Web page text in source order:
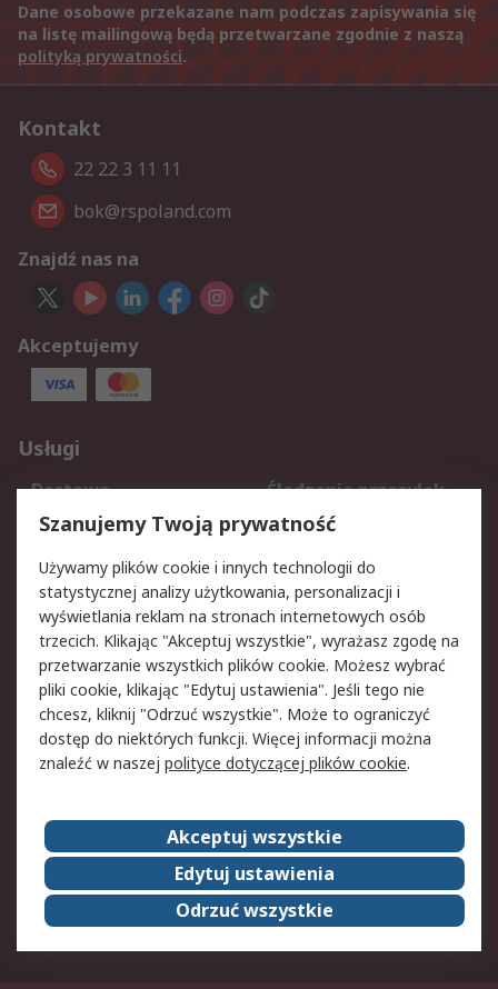
Dane osobowe przekazane nam podczas zapisywania się
na listę mailingową będą przetwarzane zgodnie z naszą
polityką prywatności.
Kontakt
22 22 3 11 11
bok@rspoland.com
Znajdź nas na
Akceptujemy
Usługi
Dostawa
Śledzenie przesyłek
Reklamacje i zwroty
Rejestracja
Aspekty prawne
Bezpieczeństwo e-
maila
Polityka dotycząca
plików cookie
Polityka prywatności
Użytkowanie witryny
Zastrzeżenia prawne
Warunki Sprzedaży
Kontakt
O firmie RS
RS na świecie
Kariera
Nagrody dla RS
ESG
Szanujemy Twoją prywatność
Używamy plików cookie i innych technologii do
statystycznej analizy użytkowania, personalizacji i
wyświetlania reklam na stronach internetowych osób
trzecich. Klikając "Akceptuj wszystkie", wyrażasz zgodę na
przetwarzanie wszystkich plików cookie. Możesz wybrać
pliki cookie, klikając "Edytuj ustawienia". Jeśli tego nie
chcesz, kliknij "Odrzuć wszystkie". Może to ograniczyć
dostęp do niektórych funkcji. Więcej informacji można
znaleźć w naszej polityce dotyczącej plików cookie.
Akceptuj wszystkie
Edytuj ustawienia
Odrzuć wszystkie